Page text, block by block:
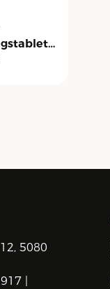
Stück
5080
|